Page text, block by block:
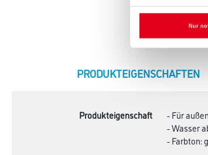
Nur
CURRENT
PRODUKTEIGENSCHAFTEN
Produkteigenschaft
- Für
- Wasser
- Farbton: